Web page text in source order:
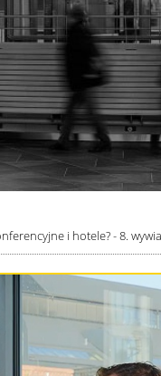
i hotele? - 8.